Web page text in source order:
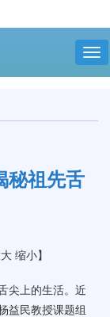
秘祖先舌
缩小】
尖上的生活。近
益民教授课题组